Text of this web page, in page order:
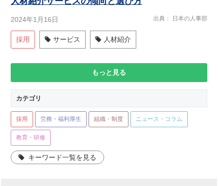
2024年1月16日 出典 日本の人事部
採用 サービス 人材紹介
もっと見る
カテゴリ
採用 労務・福利厚生 組織・制度 ニュース・コラム
教育・研修
キーワード一覧を見る